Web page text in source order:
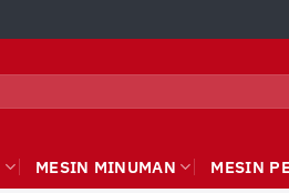
MESIN MINUMAN MESIN